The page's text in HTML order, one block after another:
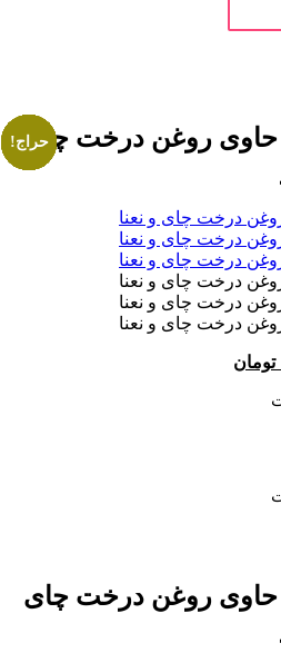
نرم کننده مو OGX حاوی روغن درخت چای
۱,۶۰۰,۰۰۰ تومان
تومان
نرم کننده مو OGX حاوی روغن درخت چای
حراج!
حراج!
حراج!
حراج!
حراج!
حراج!
حراج!
حراج!
حراج!
حراج!
حراج!
حراج!
حراج!
حراج!
حراج!
حراج!
حراج!
حراج!